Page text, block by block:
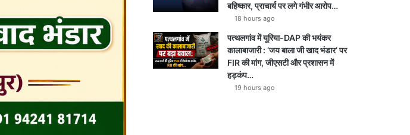
बहिष्कार, प्राचार्य पर लगे गंभीर आरोप…
18 hours ago
पत्थलगांव में यूरिया-DAP की भयंकर
कालाबाजारी : ‘जय बाला जी खाद भंडार’ पर
FIR की मांग, जीएसटी और प्रशासन में
हड़कंप…
19 hours ago